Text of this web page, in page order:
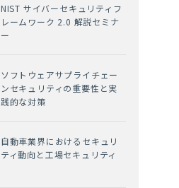
NIST サイバーセキュリティフ
レームワーク 2.0 解説セミナ
ー
ソフトウェアサプライチェー
ンセキュリティの重要性と実
践的な対策
自動車業界におけるセキュリ
ティ動向と工場セキュリティ